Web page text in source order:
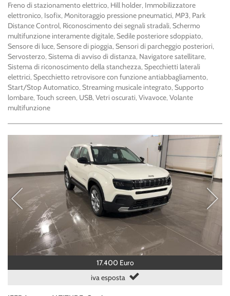
Freno di stazionamento elettrico, Hill holder, Immobilizzatore
elettronico, Isofix, Monitoraggio pressione pneumatici, MP3, Park
Distance Control, Riconoscimento dei segnali stradali, Schermo
multifunzione interamente digitale, Sedile posteriore sdoppiato,
Sensore di luce, Sensore di pioggia, Sensori di parcheggio posteriori,
Servosterzo, Sistema di avviso di distanza, Navigatore satellitare,
Sistema di riconoscimento della stanchezza, Specchietti laterali
elettrici, Specchietto retrovisore con funzione antiabbagliamento,
Start/Stop Automatico, Streaming musicale integrato, Supporto
lombare, Touch screen, USB, Vetri oscurati, Vivavoce, Volante
multifunzione
17.400 Euro
iva esposta